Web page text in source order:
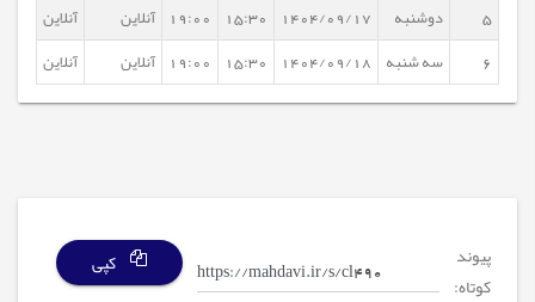
5
دوشنبه 1404/09/17
15:30
19:00 آنلاین
آنلاین
6
سه شنبه 1404/09/18
15:30
19:00 آنلاین آنلاین
پیوند
کوتاه:
کپی